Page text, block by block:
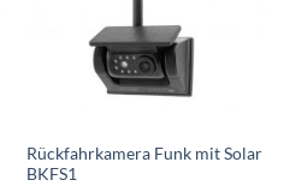
Rückfahrkamera Funk mit Solar
BKFS1